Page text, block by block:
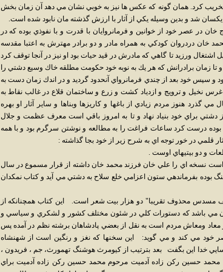
كرد. همان گونه كه عكس ها نيز به خوبي نشان مي دهد آن زمان بخش
شد و بدين وسيله يكي از آثار با ارزش گذشته مان نابود شده است.
در عصر خود از خوانين و فرمانروايان با قدرت و با نفوذي بوده كه در
دردروان كودكي به همراه مادر و دو برادر مهترش به اعتبا مقدسه
ورزيد تا گاهي كه مادرش در قيد حيات بود او نيز در آنجا توقف كرد
زمان برادرانش كه هر يك به نوبه خود حكومت مطلقه خاك وسيع دشتي را
و سپس خود بعد از چندي فرمانرواي آنحدود گرديد و در اندك زمان دست به
نخيل و ترويج و ازدياد كشت و زرع و ساختمان قلاع در غالب نقاط به
او انجام يافت از آن تاريخ 120 سال مي گذرد هنوز مردم زيادي از باغها و كاريزها وبناها و ساير آثار او بهره
دشتي براي خود بنياد نهاد و تا به امروز باقي است معرف عظمت و جلال
درست كرد ساعات فراغت را به مطالعه و نوشتن سرگرم بود و با همه
قلمي در خور توجه اي به شرح زير از خود بجا گذاشته :
و دو بيتيهاي اوست .
نسخه اي را علي خان فرزند محمد خان داشته از قرار مسموع در سال
بوده بفرماندهي ستون اعزامي خلع سلاح به دشتي مي آيد و كتاب نمكدان
مسدس محذوف تقريبا" دو هزار بيت شعر است. اين كتاب همچنانكه از
مي باشد كه دستورات كلي در شئون مختلف كشور و لشكري و سياسي و
معاد ومعاش مردم است به نقل از بعضي پادشاهان برشته نظم در آمده پس
خود مي كند و مي گويد: اين سخنها كه نغز و رنگين است از شهنشاه
خدا اين بگفت بعد بترتيب از كيومرث هوشنگ تهمورث، جم ، فريدون ،
محمد حسين ركن زاده آدميت مرحوم محمد حسين ركن زاده آدميت براي